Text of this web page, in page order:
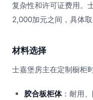
复杂性和许可证费用。
2,000加元之间，具体取
材料选择
士嘉堡房主在定制橱柜
胶合板柜体：耐用